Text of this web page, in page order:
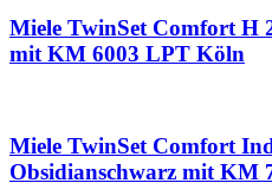
Miele TwinSet Comfort H
mit KM 6003 LPT Köln
Miele TwinSet Comfort
Obsidianschwarz mit KM